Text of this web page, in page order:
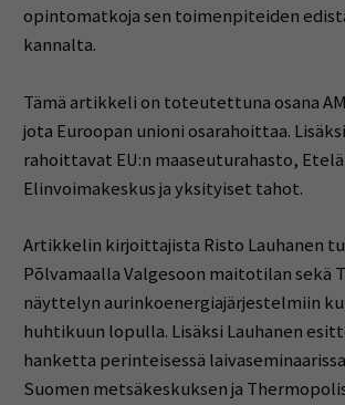
opintomatkoja sen toimenpiteiden
kannalta.
Tämä artikkeli on toteutettuna osana
jota Euroopan unioni osarahoittaa.
rahoittavat EU:n maaseuturahasto,
Elinvoimakeskus ja yksityiset tahot.
Artikkelin kirjoittajista Risto Lauhanen
Põlvamaalla Valgesoon maitotilan sekä
näyttelyn aurinkoenergiajärjestelmiin
huhtikuun lopulla. Lisäksi Lauhanen
hanketta perinteisessä
Suomen metsäkeskuksen ja